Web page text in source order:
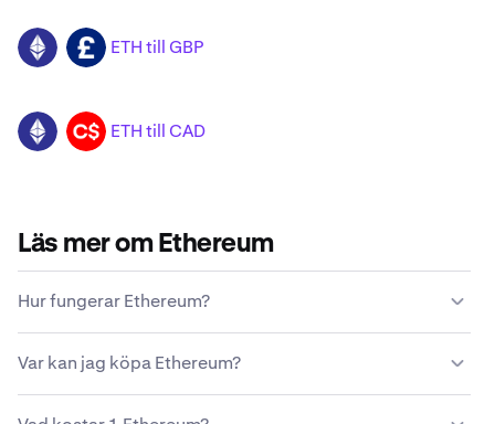
ETH GBP ETH till GBP
ETH CAD ETH till CAD
Läs mer om Ethereum
Hur fungerar Ethereum?
upprätthålls Ethereum inte av en centraliserad statlig
enhet. Istället upprätthålls Ethereum av ett
decentraliserat nätverk av datornoder.
Var kan jag köpa Ethereum?